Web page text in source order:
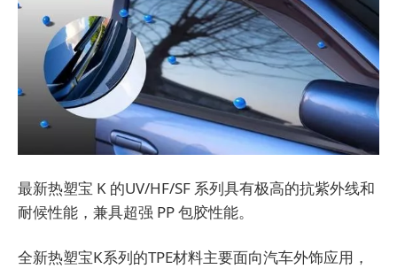
最新热塑宝 K 的UV/HF/SF 系列具有极高的抗紫外线和
耐候性能，兼具超强 PP 包胶性能。
全新热塑宝K系列的TPE材料主要面向汽车外饰应用，